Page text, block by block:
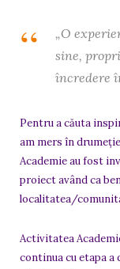
„O
sine,
încredere
Pentru a căuta
am mers în
Academie au fost
proiect având ca
localitatea/
Activitatea
continua cu etapa a